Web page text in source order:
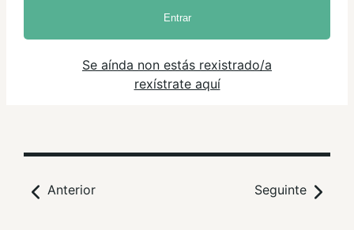
Entrar
Se aínda non estás rexistrado/a
rexístrate aquí
Anterior Seguinte